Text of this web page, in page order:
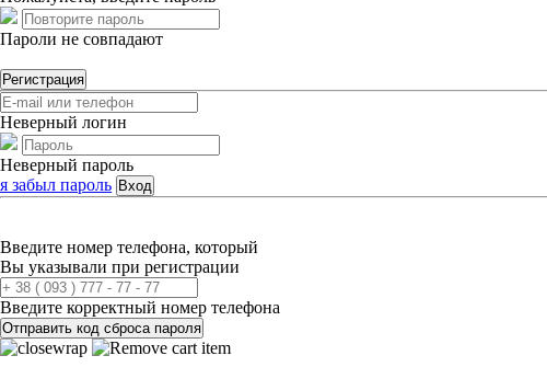
Пароли не совпадают
Регистрация
Неверный логин
Неверный пароль
я забыл пароль Вход
Введите номер телефона, который
Вы указывали при регистрации
Введите корректный номер телефона
Отправить код сброса пароля